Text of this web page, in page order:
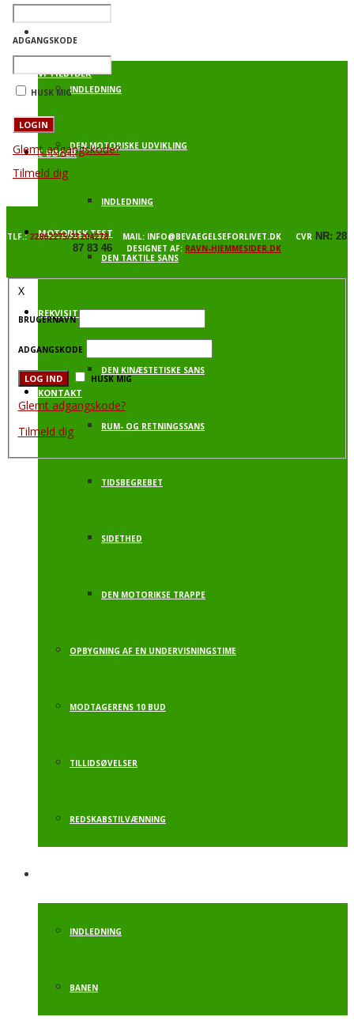
VI TILBYDER
E-BØGER
MOTORISK TEST
REKVISITTER
KONTAKT
INDLEDNING
DEN MOTORISKE UDVIKLING
INDLEDNING
DEN TAKTILE SANS
DEN KINÆSTETISKE SANS
RUM- OG RETNINGSSANS
TIDSBEGREBET
SIDETHED
DEN MOTORIKSE TRAPPE
OPBYGNING AF EN UNDERVISNINGSTIME
MODTAGERENS 10 BUD
TILLIDSØVELSER
REDSKABSTILVÆNNING
INDLEDNING
BANEN
ADGANGSKODE
HUSK MIG
Glemt adgangskode?
Tilmeld dig
TLF.:22862275/23204278MAIL: INFO@BEVAEGELSEFORLIVET.DK CVR NR: 28
87 83 46 DESIGNET AF: RAVN-HJEMMESIDER.DK
X
BRUGERNAVN
ADGANGSKODE
HUSK MIG
Glemt adgangskode?
Tilmeld dig